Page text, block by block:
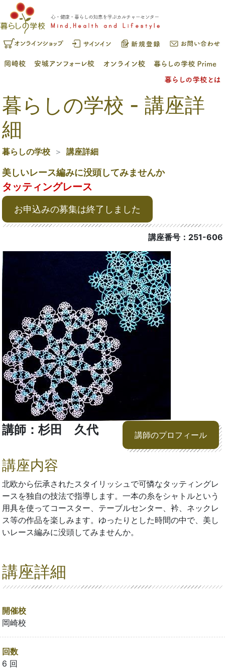
暮らしの学校 - 講座詳
細
暮らしの学校 講座詳細
美しいレース編みに没頭してみませんか
タッティングレース
お申込みの募集は終了しました
講座番号：251-606
講師：杉田 久代 講師のプロフィール
講座内容
北欧から伝承されたスタイリッシュで可憐なタッティングレ
ースを独自の技法で指導します。一本の糸をシャトルという
用具を使ってコースター、テーブルセンター、衿、ネックレ
ス等の作品を楽しみます。ゆったりとした時間の中で、美し
いレース編みに没頭してみませんか。
講座詳細
開催校
岡崎校
回数
6 回